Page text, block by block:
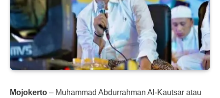
Mojokerto – Muhammad Abdurrahman Al-Kautsar atau